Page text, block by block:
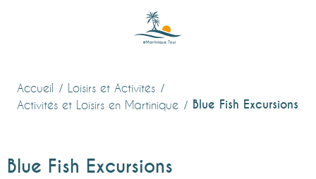
Accueil
Loisirs et Activités
Activités et Loisirs en Martinique
Blue Fish Excursions
Blue Fish Excursions